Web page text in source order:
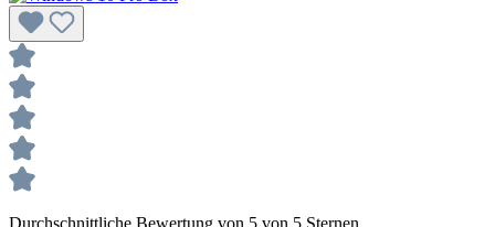
Durchschnittliche Bewertung von 5 von 5 Sternen